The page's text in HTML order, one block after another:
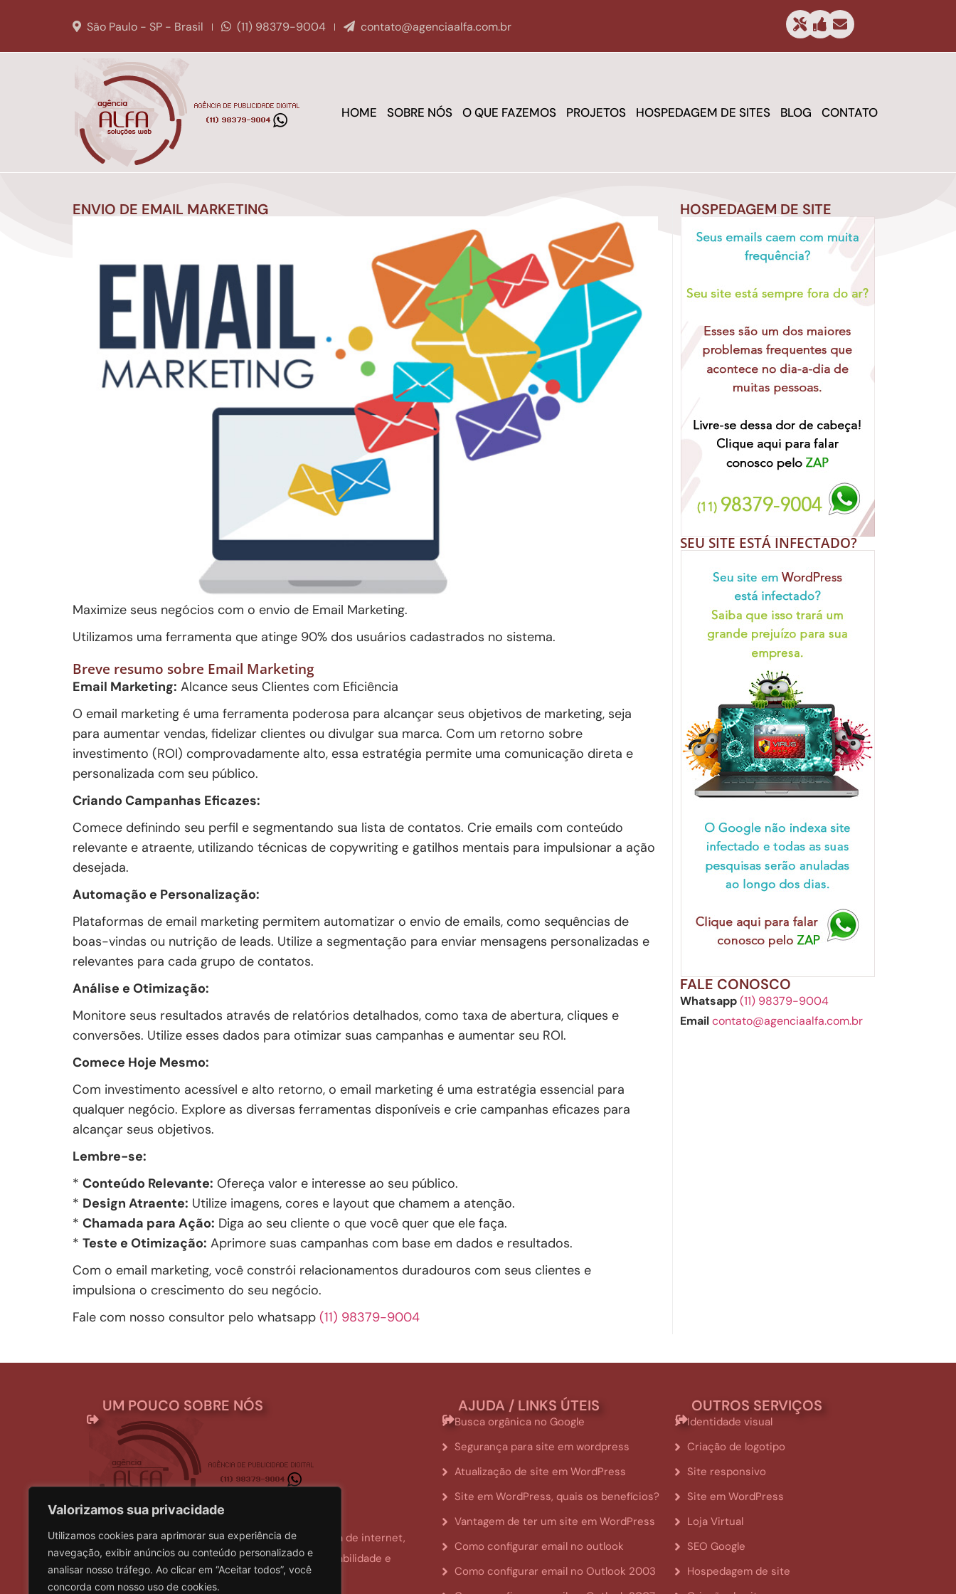
Valorizamos sua privacidade
Utilizamos cookies para aprimorar sua experiência de
navegação, exibir anúncios ou conteúdo personalizado e
analisar nosso tráfego. Ao clicar em “Aceitar todos”, você
concorda com nosso uso de cookies.
São Paulo - SP - Brasil (11) 98379-9004 contato@agenciaalfa.com.br
HOME SOBRE NÓS O QUE FAZEMOS PROJETOS HOSPEDAGEM DE SITES BLOG CONTATO
ENVIO DE EMAIL MARKETING
Maximize seus negócios com o envio de Email Marketing.
Utilizamos uma ferramenta que atinge 90% dos usuários cadastrados no sistema.
Breve resumo sobre Email Marketing
Email Marketing: Alcance seus Clientes com Eficiência
O email marketing é uma ferramenta poderosa para alcançar seus objetivos de marketing, seja
para aumentar vendas, fidelizar clientes ou divulgar sua marca. Com um retorno sobre
investimento (ROI) comprovadamente alto, essa estratégia permite uma comunicação direta e
personalizada com seu público.
Criando Campanhas Eficazes:
Comece definindo seu perfil e segmentando sua lista de contatos. Crie emails com conteúdo
relevante e atraente, utilizando técnicas de copywriting e gatilhos mentais para impulsionar a ação
desejada.
Automação e Personalização:
Plataformas de email marketing permitem automatizar o envio de emails, como sequências de
boas-vindas ou nutrição de leads. Utilize a segmentação para enviar mensagens personalizadas e
relevantes para cada grupo de contatos.
Análise e Otimização:
Monitore seus resultados através de relatórios detalhados, como taxa de abertura, cliques e
conversões. Utilize esses dados para otimizar suas campanhas e aumentar seu ROI.
Comece Hoje Mesmo:
Com investimento acessível e alto retorno, o email marketing é uma estratégia essencial para
qualquer negócio. Explore as diversas ferramentas disponíveis e crie campanhas eficazes para
alcançar seus objetivos.
Lembre-se:
* Conteúdo Relevante: Ofereça valor e interesse ao seu público.
* Design Atraente: Utilize imagens, cores e layout que chamem a atenção.
* Chamada para Ação: Diga ao seu cliente o que você quer que ele faça.
* Teste e Otimização: Aprimore suas campanhas com base em dados e resultados.
Com o email marketing, você constrói relacionamentos duradouros com seus clientes e
impulsiona o crescimento do seu negócio.
Fale com nosso consultor pelo whatsapp (11) 98379-9004
HOSPEDAGEM DE SITE
SEU SITE ESTÁ INFECTADO?
FALE CONOSCO
Whatsapp (11) 98379-9004
Email contato@agenciaalfa.com.br
UM POUCO SOBRE NÓS
Somos uma empresa que atua desde 2004 na área de internet,
constituída por profissionais com grande responsabilidade e
competência junto aos seus clientes.
AJUDA / LINKS ÚTEIS
Busca orgânica no Google
Segurança para site em wordpress
Atualização de site em WordPress
Site em WordPress, quais os benefícios?
Vantagem de ter um site em WordPress
Como configurar email no outlook
Como configurar email no Outlook 2003
OUTROS SERVIÇOS
Identidade visual
Criação de logotipo
Site responsivo
Site em WordPress
Loja Virtual
SEO Google
Hospedagem de site